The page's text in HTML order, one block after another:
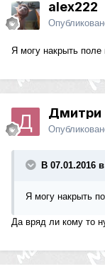
alex222
Я могу накрыть
Дмитри
В 07.01.2016
Я могу накрыть
Да вряд ли кому то